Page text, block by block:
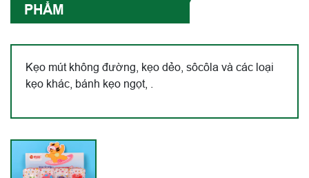
PHẨM
Kẹo mút không đường, kẹo dẻo, sôcôla và các loại
kẹo khác, bánh kẹo ngọt, .